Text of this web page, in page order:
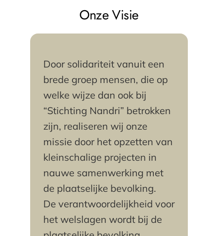
Onze Visie
Door solidariteit vanuit een
brede groep mensen, die op
welke wijze dan ook bij
“Stichting Nandri” betrokken
zijn, realiseren wij onze
missie door het opzetten van
kleinschalige projecten in
nauwe samenwerking met
de plaatselijke bevolking.
De verantwoordelijkheid voor
het welslagen wordt bij de